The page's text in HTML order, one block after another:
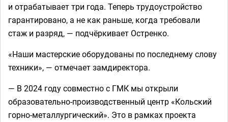
и отрабатывает три года. Теперь трудоустройство
гарантировано, а не как раньше, когда требовали
стаж и разряд, — подчёркивает Остренко.
«Наши мастерские оборудованы по последнему слову
техники», — отмечает замдиректора.
— В 2024 году совместно с ГМК мы открыли
образовательно-производственный центр «Кольский
горно-металлургический». Это в рамках проекта